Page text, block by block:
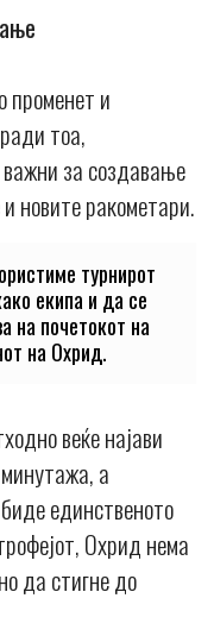
променет и
тоа,
за создавање
новите ракометари.
турнирот
екипа и да се
на почетокот на
на Охрид.
веќе најави
а
единственото
Охрид нема
да стигне до